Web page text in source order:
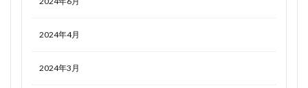
2024年4月
2024年3月